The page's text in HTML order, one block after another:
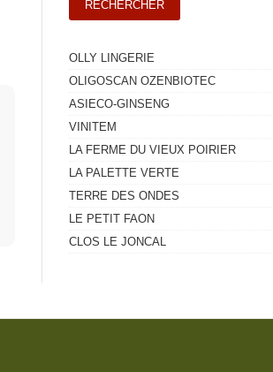
OLLY LINGERIE
OLIGOSCAN OZENBIOTEC
ASIECO-GINSENG
VINITEM
LA FERME DU VIEUX POIRIER
LA PALETTE VERTE
TERRE DES ONDES
LE PETIT FAON
CLOS LE JONCAL